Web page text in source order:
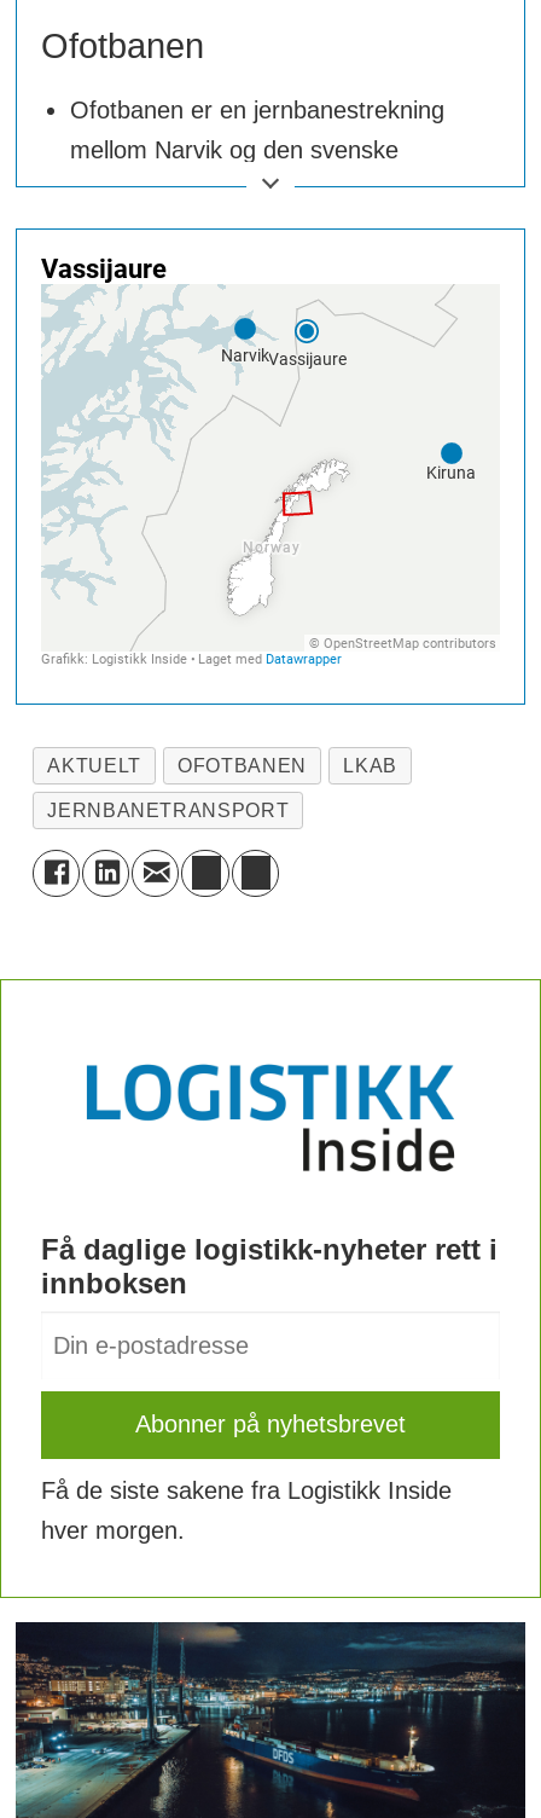
Ofotbanen
Ofotbanen er en jernbanestrekning
mellom Narvik og den svenske
grensen.
side med Malmbanan som går går til
Luleå.
På norsk side er banestrekningen 43
km fra Narvik til Riksgrensen.
Ofotbanen er den banestrekningen som
håndterer klart mest gods i Norge,
hovedsakelig på grunn av
malmtransport fra LKAB som har sin
viktigste utskipningshavn i Narvik.
II 14. juli 1903.
Det er også daglige kombitransporter
på banestrekningen mellom
Alnabruterminalen og Narvik med Arctic
AKTUELT OFOTBANEN LKAB
JERNBANETRANSPORT
Få daglige logistikk-nyheter rett i
innboksen
Få de siste sakene fra Logistikk Inside
hver morgen.